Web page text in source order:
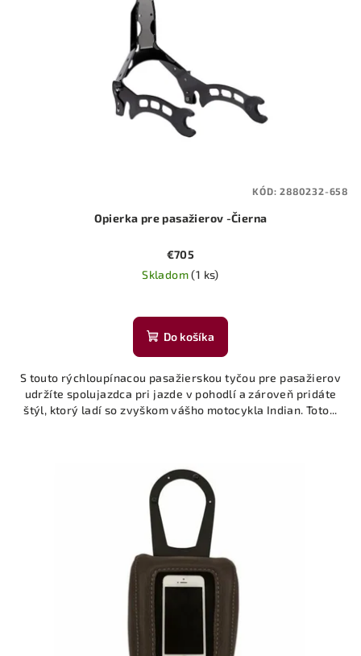
Opierka pre pasažierov -Čierna
€705
Skladom(1 ks)
Do košíka
S touto rýchloupínacou pasažierskou tyčou pre pasažierov
udržíte spolujazdca pri jazde v pohodlí a zároveň pridáte
štýl, ktorý ladí so zvyškom vášho motocykla Indian. Toto...
KÓD:2880232-658